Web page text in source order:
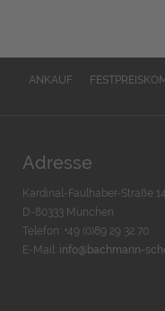
ANKAUF
Adresse
Kardinal-Faulhaber-Straße
D-80333 München
Telefon: +49 (0)89 29 32 70
E-Mail: info@bachmann-